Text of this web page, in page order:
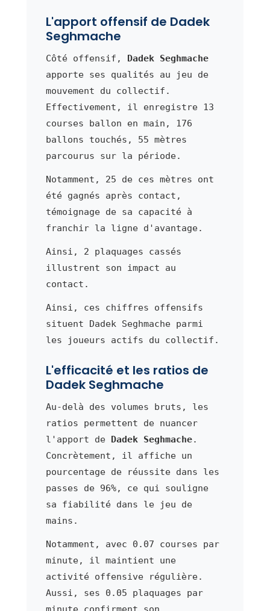
L'apport offensif de Dadek
Seghmache
Côté offensif,
Dadek Seghmache
apporte ses qualités au jeu de
mouvement du collectif.
Effectivement, il enregistre 13
courses ballon en main, 176
ballons touchés, 55 mètres
parcourus sur la période.
Notamment, 25 de ces mètres ont
été gagnés après contact,
témoignage de sa capacité à
franchir la ligne d'avantage.
Ainsi, 2 plaquages cassés
illustrent son impact au
contact.
Ainsi, ces chiffres offensifs
situent Dadek Seghmache parmi
les joueurs actifs du collectif.
L'efficacité et les ratios de
Dadek Seghmache
Au-delà des volumes bruts, les
ratios permettent de nuancer
l'apport de
Dadek Seghmache.
Concrètement, il affiche un
pourcentage de réussite dans les
passes de 96%, ce qui souligne
sa fiabilité dans le jeu de
mains.
Notamment, avec 0.07 courses par
minute, il maintient une
activité offensive régulière.
Aussi, ses 0.05 plaquages par